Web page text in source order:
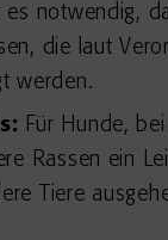
es notwendig,
die laut
werden.
Für Hunde,
Rassen ein
Tiere